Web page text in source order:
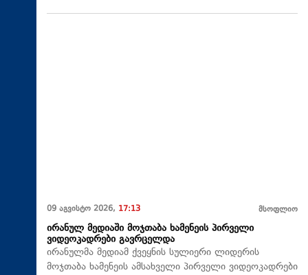
09 აგვისტო 2026, 17:13 მსოფლიო
ირანულ მედიაში მოჯთაბა ხამენეის პირველი
ვიდეოკადრები გავრცელდა
ირანულმა მედიამ ქვეყნის სულიერი ლიდერის
მოჯთაბა ხამენეის ამსახველი პირველი ვიდეოკადრები